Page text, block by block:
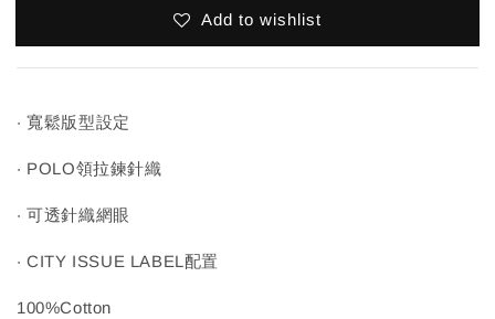
Add to wishlist
‧ 寬鬆版型設定
‧ POLO領拉鍊針織
‧ 可透針織網眼
‧ CITY ISSUE LABEL配置
100%Cotton